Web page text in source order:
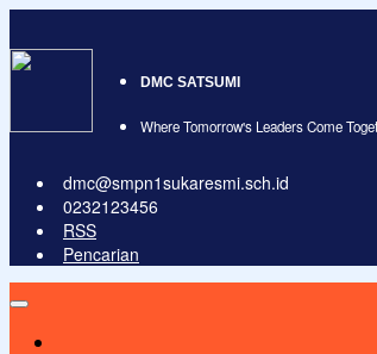
DMC SATSUMI
Where Tomorrow's Leaders Come
dmc@smpn1sukaresmi.sch.id
0232123456
RSS
Pencarian